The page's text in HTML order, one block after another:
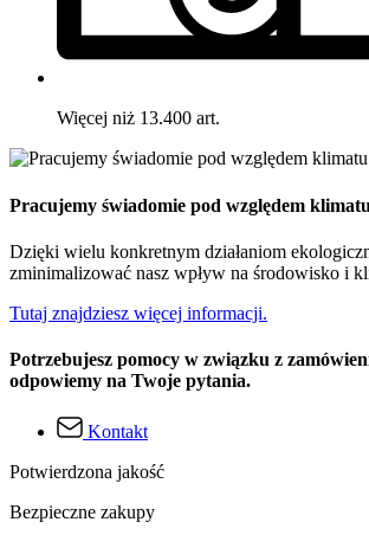
Więcej niż 13.400 art.
Pracujemy świadomie pod względem
Dzięki wielu konkretnym działaniom
zminimalizować nasz wpływ na środowisko i
Tutaj znajdziesz więcej informacji.
Potrzebujesz pomocy w związku z
odpowiemy na Twoje pytania.
Kontakt
Potwierdzona jakość
Bezpieczne zakupy